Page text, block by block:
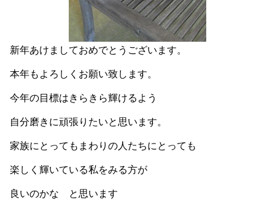
新年あけましておめでとうございます。
本年もよろしくお願い致します。
今年の目標はきらきら輝けるよう
自分磨きに頑張りたいと思います。
家族にとってもまわりの人たちにとっても
楽しく輝いている私をみる方が
良いのかな と思います